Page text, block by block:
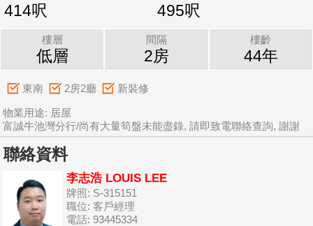
414呎 495呎
樓層
低層
間隔
2房
樓齡
44年
東南 2房2廳 新裝修
物業用途: 居屋
富誠牛池灣分行/尚有大量筍盤未能盡錄, 請即致電聯絡查詢, 謝謝
聯絡資料
李志浩 LOUIS LEE
牌照: S-315151
職位: 客戶經理
電話: 93445334